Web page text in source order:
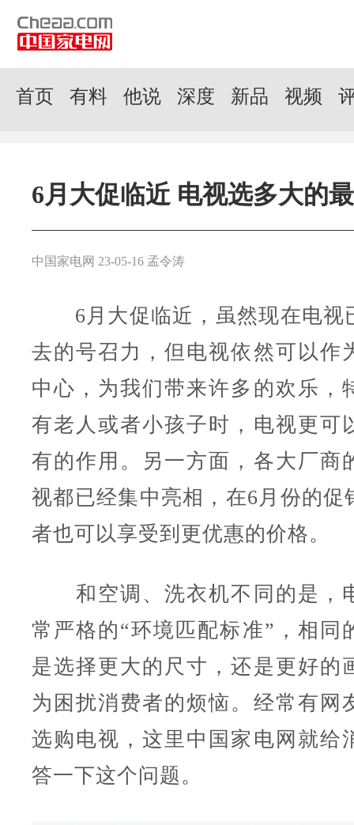
首页 有料 他说 深度 新品 视频
6月大促临近 电视选多大的
中国家电网 23-05-16 孟令涛
6月大促临近，虽然现在电视
去的号召力，但电视依然可以作
中心，为我们带来许多的欢乐，
有老人或者小孩子时，电视更可
有的作用。另一方面，各大厂商
视都已经集中亮相，在6月份的促
者也可以享受到更优惠的价格。
和空调、洗衣机不同的是，
常严格的“环境匹配标准”，相同
是选择更大的尺寸，还是更好的
为困扰消费者的烦恼。经常有网
选购电视，这里中国家电网就给
答一下这个问题。